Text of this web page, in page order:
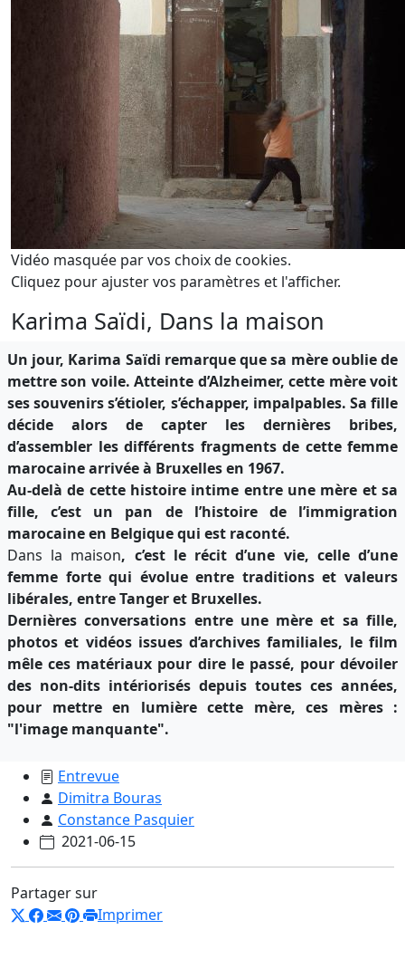
Vidéo masquée par vos choix de cookies.
Cliquez pour ajuster vos paramètres et l'afficher.
Karima Saïdi, Dans la maison
Un jour, Karima Saïdi remarque que sa mère oublie de
mettre son voile. Atteinte d’Alzheimer, cette mère voit
ses souvenirs s’étioler, s’échapper, impalpables. Sa fille
décide alors de capter les dernières bribes,
d’assembler les différents fragments de cette femme
marocaine arrivée à Bruxelles en 1967.
Au-delà de cette histoire intime entre une mère et sa
fille, c’est un pan de l’histoire de l’immigration
marocaine en Belgique qui est raconté.
Dans la maison, c’est le récit d’une vie, celle d’une
femme forte qui évolue entre traditions et valeurs
libérales, entre Tanger et Bruxelles.
Dernières conversations entre une mère et sa fille,
photos et vidéos issues d’archives familiales, le film
mêle ces matériaux pour dire le passé, pour dévoiler
des non-dits intériorisés depuis toutes ces années,
pour mettre en lumière cette mère, ces mères :
"l'image manquante".
Entrevue
Dimitra Bouras
Constance Pasquier
2021-06-15
Partager sur
Imprimer